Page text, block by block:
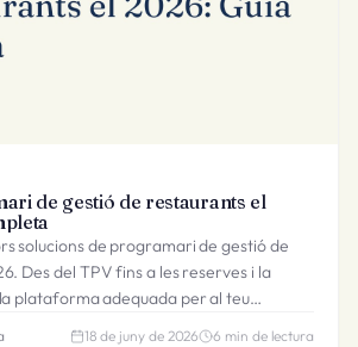
de gestió de restaurants el
solucions de programari de gestió de
Des del TPV fins a les reserves i la
plataforma adequada per al teu
18 de juny de 2026 6 min de lectura